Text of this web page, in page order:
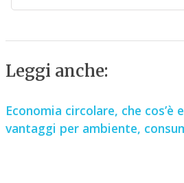
Leggi anche:
Economia circolare, che cos’è
vantaggi per ambiente,